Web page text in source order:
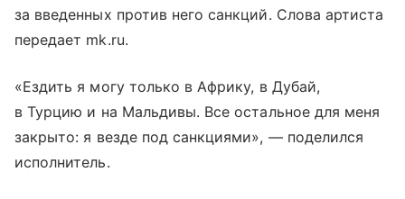
за введенных против него санкций. Слова артиста
передает mk.ru.
«Ездить я могу только в Африку, в Дубай,
в Турцию и на Мальдивы. Все остальное для меня
закрыто: я везде под санкциями», — поделился
исполнитель.